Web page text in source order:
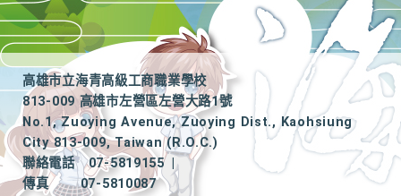
高雄市立海青高級工商職業學校
813-009 高雄市左營區左營大路1號
No.1, Zuoying Avenue, Zuoying Dist., Kaohsiung
City 813-009, Taiwan (R.O.C.)
聯絡電話
07-5819155
|
傳真
07-5810087